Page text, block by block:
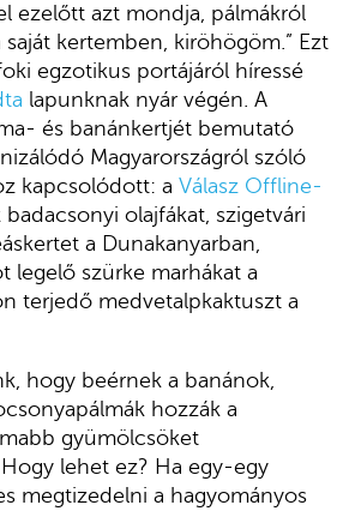
ezelőtt azt mondja, pálmákról
kertemben, kiröhögöm.” Ezt
egzotikus portájáról híressé
lapunknak nyár végén. A
és banánkertjét bemutató
Magyarországról szóló
kapcsolódott: a Válasz Offline-
olajfákat, szigetvári
a Dunakanyarban,
legelő szürke marhákat a
terjedő medvetalpkaktuszt a
hogy beérnek a banánok,
hozzák a
gyümölcsöket
lehet ez? Ha egy-egy
megtizedelni a hagyományos